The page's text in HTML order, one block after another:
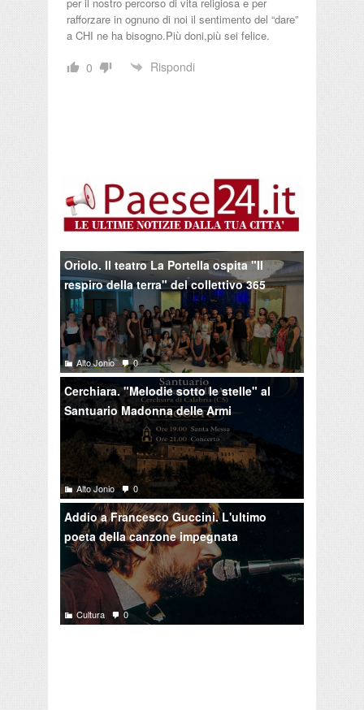
rafforzare in ognuno di noi il sentimento del “dare”
a CHI ne ha bisogno.Più doni,più sei felice.
0 Rispondi
Oriolo. Il teatro La Portella ospita "Il
respiro della terra" del collettivo 365
Alto Jonio 0
Cerchiara. "Melodie sotto le stelle" al
Santuario Madonna delle Armi
Alto Jonio 0
Addio a Francesco Guccini. L'ultimo
poeta della canzone impegnata
Cultura 0